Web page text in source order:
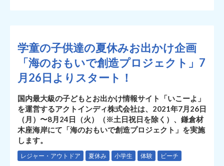
学童の子供達の夏休みお出かけ企画
「海のおもいで創造プロジェクト」7
月26日よりスタート！
国内最大級の子どもとお出かけ情報サイト「いこーよ」
を運営するアクトインディ株式会社は、2021年7月26日
（月）〜8月24日（火）（※土日祝日を除く）、鎌倉材
木座海岸にて「海のおもいで創造プロジェクト」を実施
します。
レジャー・アウトドア 夏休み 小学生 体験 ビーチ